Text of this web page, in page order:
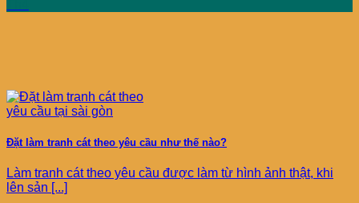
Đặt làm tranh cát theo yêu cầu như thế nào?
Làm tranh cát theo yêu cầu được làm từ hình ảnh thật, khi
lên sản [...]